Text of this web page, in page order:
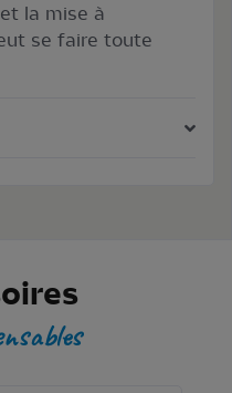
la mise à
se faire toute